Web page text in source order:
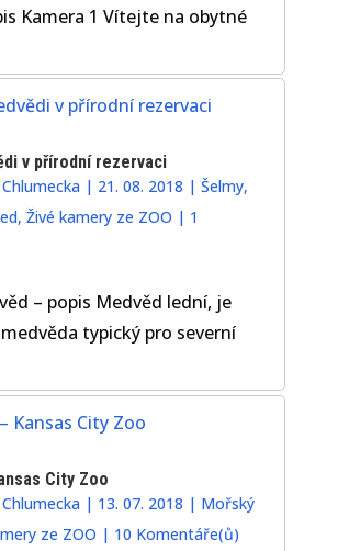
Kamera 1 Vítejte na obytné
v přírodní rezervaci
| 21. 08. 2018 |Šelmy,
,Živé kamery ze ZOO | 1
– popis Medvěd lední, je
typický pro severní
City Zoo
| 13. 07. 2018 | Mořský
ze ZOO | 10 Komentáře(ů)